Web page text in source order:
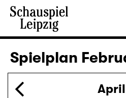
Do
19:30 — 20:55
Was ihr wollt (A
von William Shakespeare
Deutsch von Jens Roselt
Fassung von Pia Richter und
Regie: Pia Richter
18:45 + 19:00
Einführung im